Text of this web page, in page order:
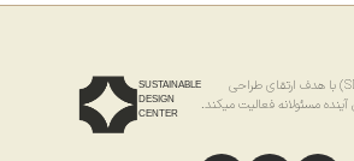
مسئولانه فعالیت میکند.
SUSTAINABLE
DESIGN
CENTER